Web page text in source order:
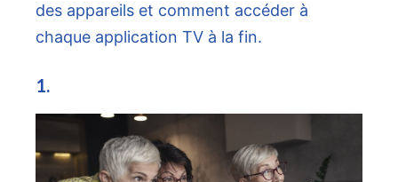
des appareils et comment accéder à
chaque application TV à la fin.
1.